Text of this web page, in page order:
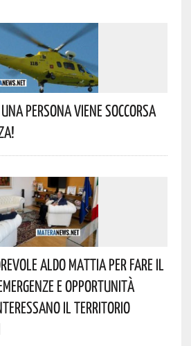
Persona Viene Soccorsa
Aldo Mattia Per Fare Il
E Opportunità
Il Territorio